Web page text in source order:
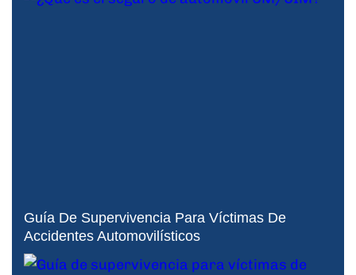
Guía De Supervivencia Para Víctimas De
Accidentes Automovilísticos